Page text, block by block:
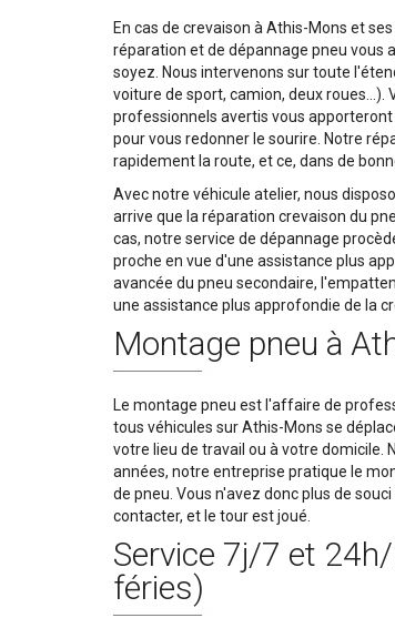
En cas de crevaison à Athis-Mons et
réparation et de dépannage pneu vous
soyez. Nous intervenons sur toute
voiture de sport, camion, deux roues…).
professionnels avertis vous
pour vous redonner le sourire. Notre
rapidement la route, et ce, dans de
Avec notre véhicule atelier, nous
arrive que la réparation crevaison du
cas, notre service de dépannage
proche en vue d'une assistance plus
avancée du pneu secondaire,
une assistance plus approfondie de la
Montage pneu à
Le montage pneu est l'affaire de
tous véhicules sur Athis-Mons se
votre lieu de travail ou à votre domicile.
années, notre entreprise pratique le
de pneu. Vous n'avez donc plus de
contacter, et le tour est joué.
Service 7j/7 et
féries)